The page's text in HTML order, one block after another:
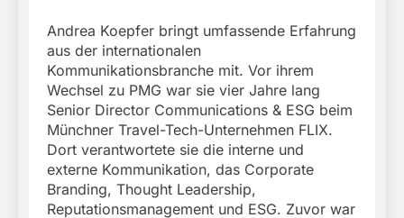
Andrea Koepfer bringt umfassende Erfahrung
aus der internationalen
Kommunikationsbranche mit. Vor ihrem
Wechsel zu PMG war sie vier Jahre lang
Senior Director Communications & ESG beim
Münchner Travel-Tech-Unternehmen FLIX.
Dort verantwortete sie die interne und
externe Kommunikation, das Corporate
Branding, Thought Leadership,
Reputationsmanagement und ESG. Zuvor war